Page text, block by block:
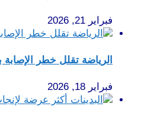
فبراير 21, 2026
الرياضة تقلل خطر
فبراير 18, 2026